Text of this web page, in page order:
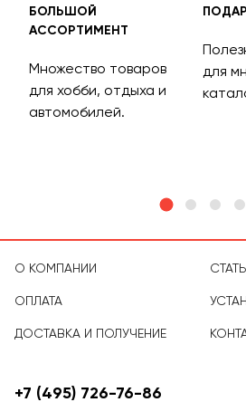
БОЛЬШОЙ
АССОРТИМЕНТ
Множество товаров
для хобби, отдыха и
автомобилей.
для
О КОМПАНИИ
ОПЛАТА
ДОСТАВКА И ПОЛУЧЕНИЕ
+7 (495) 726-76-86